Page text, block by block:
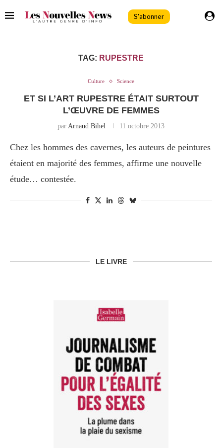
S'abonner
TAG: RUPESTRE
Culture Science
ET SI L’ART RUPESTRE ÉTAIT SURTOUT
L’ŒUVRE DE FEMMES
par Arnaud Bihel 11 octobre 2013
Chez les hommes des cavernes, les auteurs de peintures
étaient en majorité des femmes, affirme une nouvelle
étude… contestée.
LE LIVRE